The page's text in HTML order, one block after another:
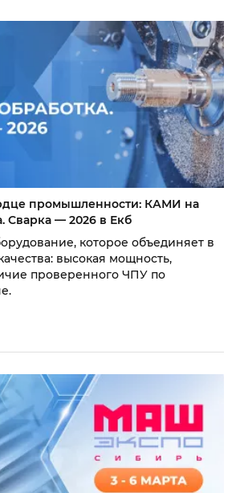
промышленности: КАМИ на
Сварка — 2026 в Екб
которое объединяет в
высокая мощность,
проверенного ЧПУ по